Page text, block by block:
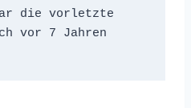
die vorletzte
vor 7 Jahren